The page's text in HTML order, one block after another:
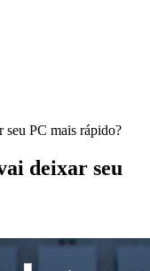
PC mais rápido?
deixar seu